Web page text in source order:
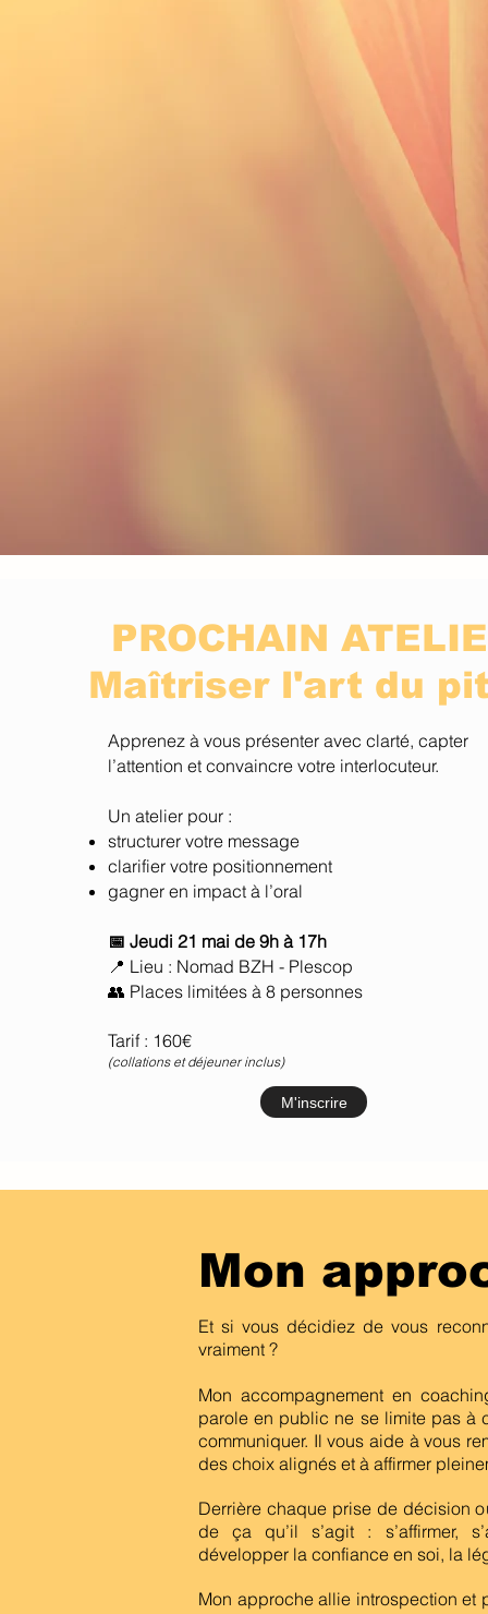
PROCHAIN
Maîtriser l'art du
Apprenez à vous présenter avec clarté, capter
l’attention et convaincre votre interlocuteur.
Un atelier pour :
structurer votre message
clarifier votre positionnement
gagner en impact à l’oral
📅 Jeudi 21 mai de 9h à 17h
📍 Lieu : Nomad BZH - Plescop
👥 Places limitées à 8 personnes
Tarif : 160€
(collations et déjeuner inclus)
M'inscrire
Mon
Et si vous décidiez de vous
vraiment ?
Mon accompagnement en
parole en public ne se limite pas à
communiquer. Il vous aide à vous
des choix alignés et à affirmer
Derrière chaque prise de décision
de ça qu’il s’agit : s’affirmer,
développer la confiance en soi, la
Mon approche allie introspection et